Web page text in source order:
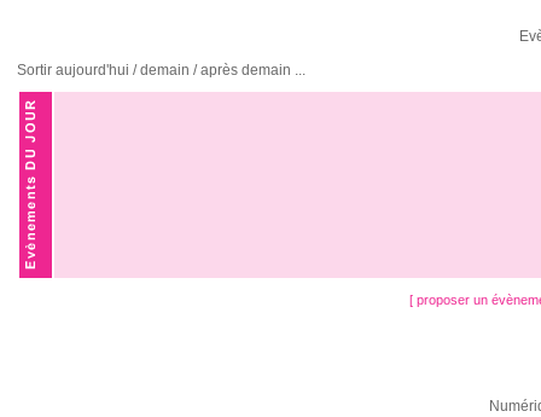
Sortir aujourd'hui / demain / après demain ...
[ proposer un